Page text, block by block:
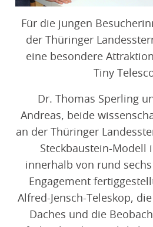
Für die jungen
der Thüringer
eine besondere
Tiny
Dr. Thomas Sperling
Andreas, beide
an der Thüringer
Steckbaustein-Modell
innerhalb von rund
Engagement
Alfred-Jensch-Teleskop,
Daches und die